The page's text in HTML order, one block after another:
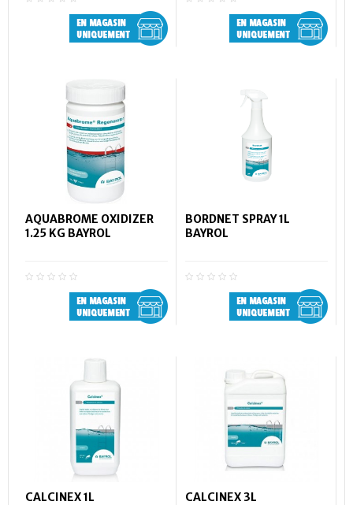
AQUABROME OXIDIZER
1.25 KG BAYROL
BORDNET SPRAY 1L
BAYROL
CALCINEX 1L CALCINEX 3L